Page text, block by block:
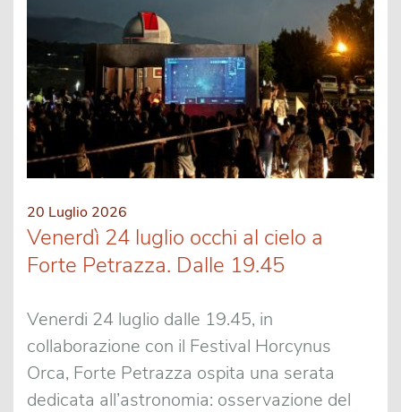
20 Luglio 2026
Venerdì 24 luglio occhi al cielo a
Forte Petrazza. Dalle 19.45
Venerdi 24 luglio dalle 19.45, in
collaborazione con il Festival Horcynus
Orca, Forte Petrazza ospita una serata
dedicata all’astronomia: osservazione del